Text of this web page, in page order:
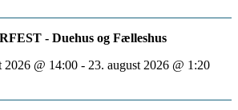
- Duehus og Fælleshus
2026 @ 14:00 - 23. august 2026 @ 1:20